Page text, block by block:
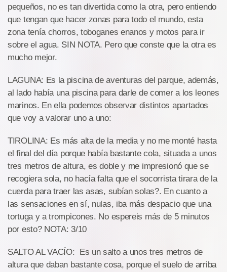
pequeños, no es tan divertida como la otra, pero entiendo
que tengan que hacer zonas para todo el mundo, esta
zona tenía chorros, toboganes enanos y motos para ir
sobre el agua. SIN NOTA. Pero que conste que la otra es
mucho mejor.
LAGUNA: Es la piscina de aventuras del parque, además,
al lado había una piscina para darle de comer a los leones
marinos. En ella podemos observar distintos apartados
que voy a valorar uno a uno:
TIROLINA: Es más alta de la media y no me monté hasta
el final del día porque había bastante cola, situada a unos
tres metros de altura, es doble y me impresionó que se
recogiera sola, no hacía falta que el socorrista tirara de la
cuerda para traer las asas, subían solas?. En cuanto a
las sensaciones en sí, nulas, iba más despacio que una
tortuga y a trompicones. No espereis más de 5 minutos
por esto? NOTA: 3/10
SALTO AL VACÍO: Es un salto a unos tres metros de
altura que daban bastante cosa, porque el suelo de arriba